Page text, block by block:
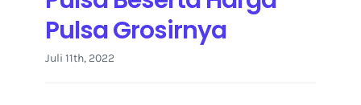
Pulsa Grosirnya
Juli 11th, 2022